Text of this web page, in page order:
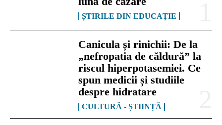
ȘTIRILE DIN EDUCAȚIE
Canicula și rinichii: De la
„nefropatia de căldură” la
riscul hiperpotasemiei. Ce
spun medicii și studiile
despre hidratare
CULTURĂ - ȘTIINȚĂ